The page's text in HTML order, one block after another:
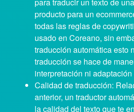
para traducir un texto de
producto para un
todas las reglas de
usado en Coreano, sin
traducción automática esto
traducción se hace de
interpretación ni
Calidad de traducción:
anterior, un traductor
la calidad del texto que te